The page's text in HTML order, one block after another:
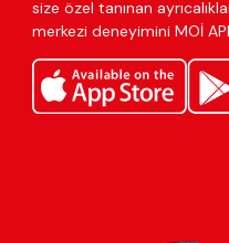
size özel tanınan
merkezi deneyimini MOİ